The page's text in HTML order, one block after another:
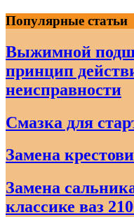
Skip
to
content
Популярные статьи
Выжимной
принцип
неисправности
Смазка для
Замена
Замена
классике ваз